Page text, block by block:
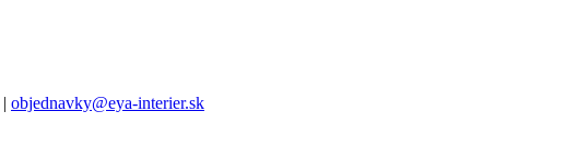
| objednavky@eya-interier.sk